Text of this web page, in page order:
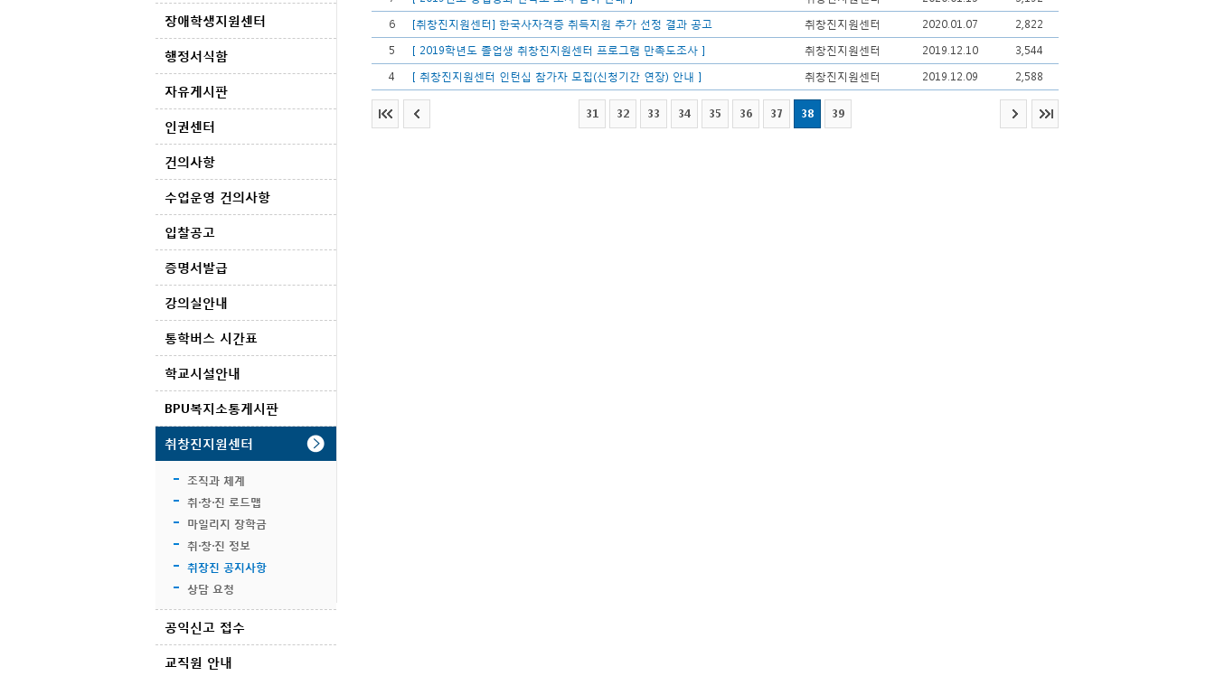
장애학생지원센터
행정서식함
자유게시판
인권센터
건의사항
수업운영 건의사항
입찰공고
증명서발급
강의실안내
통학버스 시간표
학교시설안내
BPU복지소통게시판
취창진지원센터
조직과 체계
취·창·진 로드맵
마일리지 장학금
취·창·진 정보
취장진 공지사항
상담 요청
공익신고 접수
교직원 안내
6
[취창진지원센터] 한국사자격증 취득지원 추가 선정 결과 공고 취창진지원센터 2020.01.07
2,822
5
[ 2019학년도 졸업생 취창진지원센터 프로그램 만족도조사 ] 취창진지원센터 2019.12.10
3,544
4
[ 취창진지원센터 인턴십 참가자 모집(신청기간 연장) 안내 ] 취창진지원센터 2019.12.09 2,588
31 32 33 34 35 36 37 38 39